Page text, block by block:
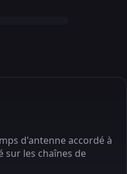
d'antenne accordé à
sur les chaînes de